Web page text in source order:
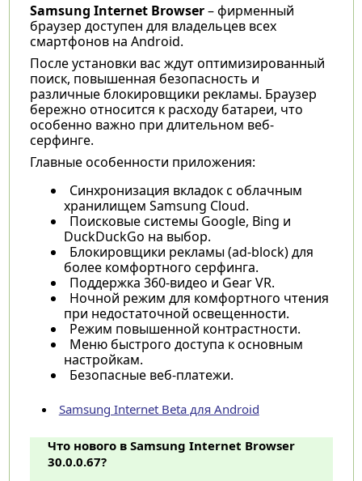
Samsung Internet Browser– фирменный
браузер доступен для владельцев всех
смартфонов на Android.
После установки вас ждут оптимизированный
поиск, повышенная безопасность и
различные блокировщики рекламы. Браузер
бережно относится к расходу батареи, что
особенно важно при длительном веб-
серфинге.
Главные особенности приложения:
Синхронизация вкладок с облачным
хранилищем Samsung Cloud.
Поисковые системы Google, Bing и
DuckDuckGo на выбор.
Блокировщики рекламы (ad-block) для
более комфортного серфинга.
Поддержка 360-видео и Gear VR.
Ночной режим для комфортного чтения
при недостаточной освещенности.
Режим повышенной контрастности.
Меню быстрого доступа к основным
настройкам.
Безопасные веб-платежи.
Samsung Internet Beta для Android
Что нового в Samsung Internet Browser
30.0.0.67?